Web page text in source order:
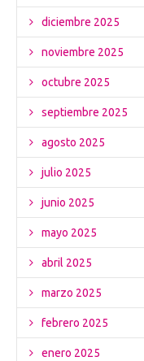
diciembre 2025
noviembre 2025
octubre 2025
septiembre 2025
agosto 2025
julio 2025
junio 2025
mayo 2025
abril 2025
marzo 2025
febrero 2025
enero 2025